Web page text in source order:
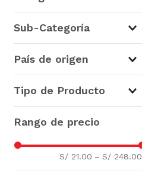
Sub-Categoría
(8
(4)
País de origen
Tipo de Producto
Mezclas ( 1)
Queso Manchego (1)
Queso Fresco (1)
Queso Crema (1)
S/ 21.00 – S/ 248.00